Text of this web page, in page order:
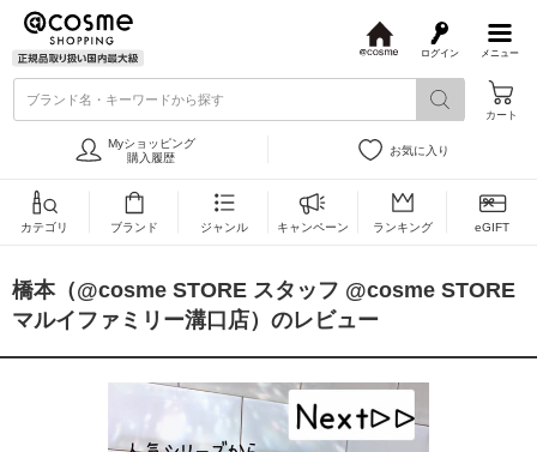
メニュー
ログイン
s
ブランド名・キーワードから探す
カート
Myショッピング
購入履歴
お気に入り
カテゴリ ブランド ジャンル キャンペーン ランキング eGIFT
橋本（@cosme STORE スタッフ @cosme STORE
マルイファミリー溝口店）のレビュー